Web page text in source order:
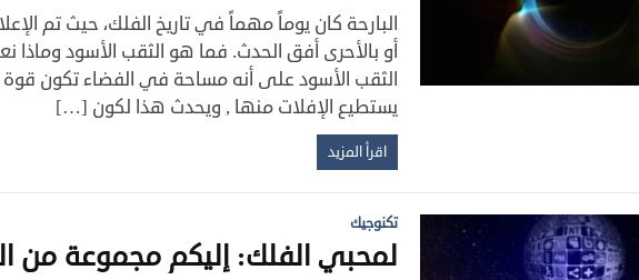
البارحة كان يوماً مهماً في تاريخ الفلك، حيث تم
الثقب الأسود على أنه مساحة في الفضاء تكون قوة
يستطيع الإفلات منها , ويحدث هذا لكون […]
اقرأ المزيد
تكنوجيك
لمحبي الفلك: إليكم مجموعة من